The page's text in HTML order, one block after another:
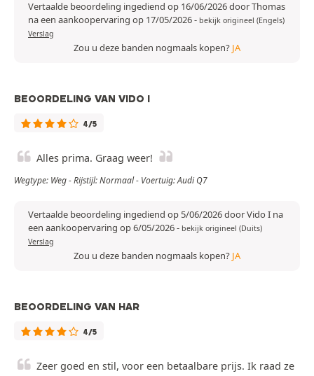
Vertaalde beoordeling ingediend op 16/06/2026 door Thomas
na een aankoopervaring op 17/05/2026- bekijk origineel (Engels)
Verslag
Zou u deze banden nogmaals kopen? JA
BEOORDELING VAN VIDO I
4/5
Alles prima. Graag weer!
Wegtype: Weg - Rijstijl: Normaal - Voertuig: Audi Q7
Vertaalde beoordeling ingediend op 5/06/2026 door Vido I na
een aankoopervaring op 6/05/2026- bekijk origineel (Duits)
Verslag
Zou u deze banden nogmaals kopen? JA
BEOORDELING VAN HAR
4/5
Zeer goed en stil, voor een betaalbare prijs. Ik raad ze